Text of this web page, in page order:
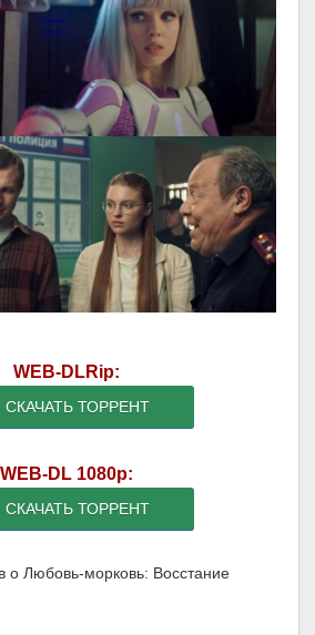
WEB-DLRip:
СКАЧАТЬ ТОРРЕНТ
WEB-DL 1080p:
СКАЧАТЬ ТОРРЕНТ
о Любовь-морковь: Восстание